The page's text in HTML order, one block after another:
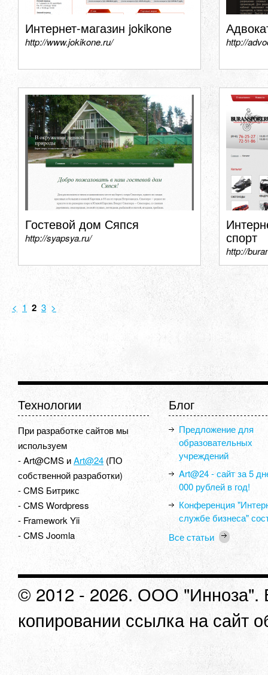
Интернет-магазин jokikone
http://www.jokikone.ru/ http://
Гостевой дом Сяпся
http://syapsya.ru/ спорт
http://
< 1 2 3 >
Технологии
При разработке сайтов мы
используем
- Art@CMS иArt@24 (ПО
собственной разработки)
- CMS Битрикс
- CMS Wordpress
- Framework Yii
- CMS Joomla
Блог
Предложение для
образовательных
учреждений
Art@24 - сайт за 5
000 рублей в год!
Конференция
службе бизнеса"
Все статьи
© 2012 - 2026. ООО
копировании ссылка на сайт